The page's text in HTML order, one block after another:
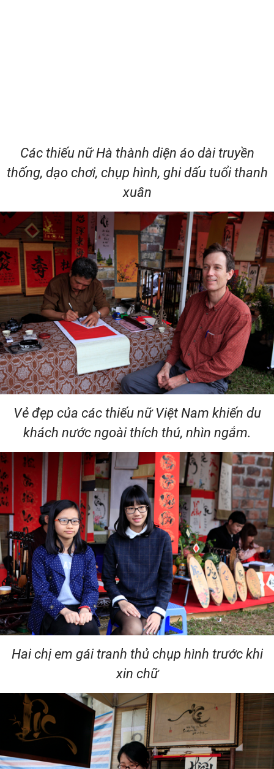
Các thiếu nữ Hà thành diện áo dài truyền
thống, dạo chơi, chụp hình, ghi dấu tuổi thanh
xuân
Vẻ đẹp của các thiếu nữ Việt Nam khiến du
khách nước ngoài thích thú, nhìn ngắm.
Hai chị em gái tranh thủ chụp hình trước khi
xin chữ